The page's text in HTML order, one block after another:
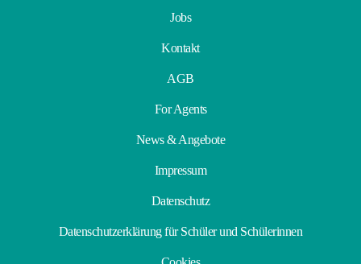
Jobs
Kontakt
AGB
For Agents
News & Angebote
Impressum
Datenschutz
Datenschutzerklärung für Schüler und Schülerinnen